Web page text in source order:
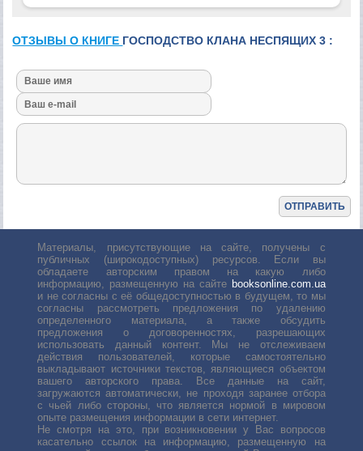
ОТЗЫВЫ О КНИГЕ ГОСПОДСТВО КЛАНА НЕСПЯЩИХ 3 :
Материалы, присутствующие на сайте, получены с
публичных (широкодоступных) ресурсов. Если вы
обладаете авторским правом на какую либо
информацию, размещенную на сайте booksonline.com.ua
и не согласны с её общедоступностью в будущем, то мы
согласны рассмотреть предложения по удалению
определенного материала, а также обсудить
предложения о договоренностях, разрешающих
использовать данный контент. Мы не отслеживаем
действия пользователей, которые самостоятельно
выкладывают источники текстов, являющиеся объектом
вашего авторского права. Все данные на сайт,
загружаются автоматически, не проходя заранее отбора
с чьей либо стороны, что является нормой в мировом
опыте размещения информации в сети интернет.
Не смотря на это, при возникновении у Вас вопросов
касательно ссылок на информацию, размещенную на